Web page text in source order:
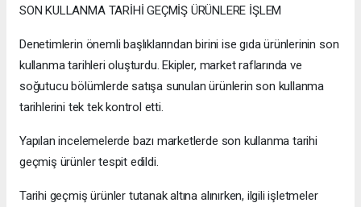
SON KULLANMA TARİHİ GEÇMİŞ ÜRÜNLERE İŞLEM
Denetimlerin önemli başlıklarından birini ise gıda ürünlerinin son
kullanma tarihleri oluşturdu. Ekipler, market raflarında ve
soğutucu bölümlerde satışa sunulan ürünlerin son kullanma
tarihlerini tek tek kontrol etti.
Yapılan incelemelerde bazı marketlerde son kullanma tarihi
geçmiş ürünler tespit edildi.
Tarihi geçmiş ürünler tutanak altına alınırken, ilgili işletmeler